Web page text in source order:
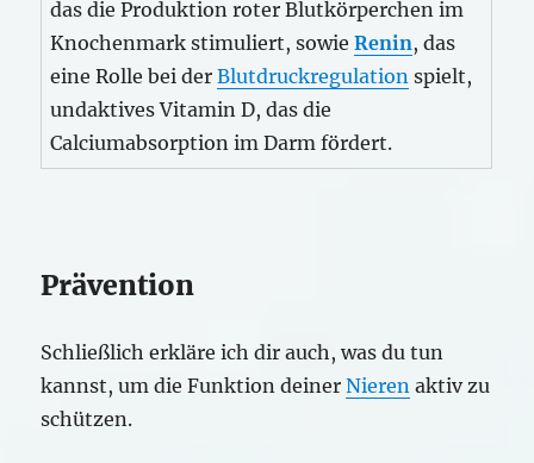
das die Produktion roter Blutkörperchen im
Knochenmark stimuliert, sowieRenin, das
eine Rolle bei derBlutdruckregulation spielt,
undaktives Vitamin D, das die
Calciumabsorption im Darm fördert.
Prävention
Schließlich erkläre ich dir auch, was du tun
kannst, um die Funktion deinerNieren aktiv zu
schützen.